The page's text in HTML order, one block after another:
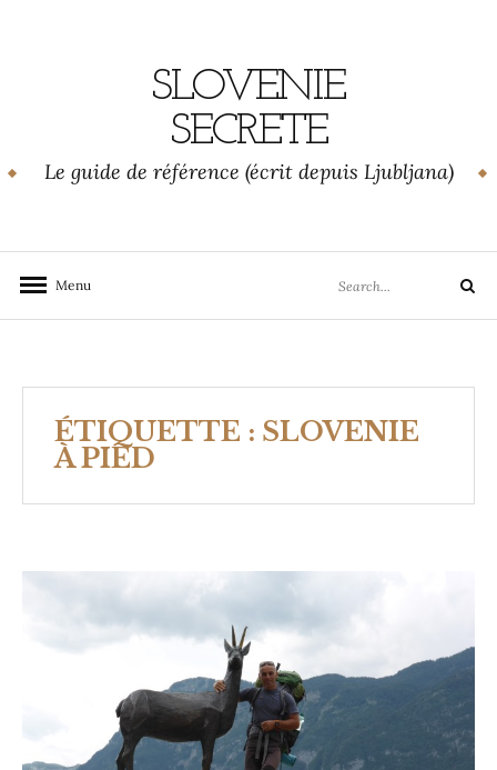
SLOVENIE
SECRETE
Le guide de référence (écrit depuis Ljubljana)
Menu
for:
Search
ÉTIQUETTE : SLOVENIE
À PIED